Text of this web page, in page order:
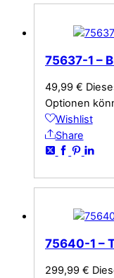
75637-1 –
49,99 €
Optionen
Wishlist
Share
75640-1 –
299,99 €